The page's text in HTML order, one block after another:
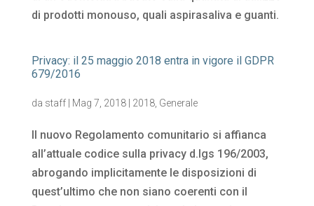
di prodotti monouso, quali aspirasaliva e guanti.
Privacy: il 25 maggio 2018 entra in vigore il GDPR
679/2016
da staff| Mag 7, 2018| 2018, Generale
Il nuovo Regolamento comunitario si affianca
all’attuale codice sulla privacy d.lgs 196/2003,
abrogando implicitamente le disposizioni di
quest’ultimo che non siano coerenti con il